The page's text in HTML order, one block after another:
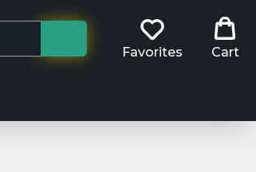
Favorites
Cart